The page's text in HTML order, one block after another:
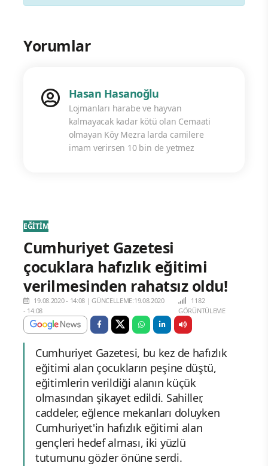
Yorumlar
Hasan Hasanoğlu
Lojmanları harabe ve hayvan
kalmayacak kadar kötü olan Cemaati
olmayan Köy Mezra larda camilere
imam verirsen 10 bin de yetmez
EĞİTİM
Cumhuriyet Gazetesi
çocuklara hafızlık eğitimi
verilmesinden rahatsız oldu!
19.08.2020 - 14:08 |GÜNCELLEME:19.08.2020
- 14:08
1182
GÖRÜNTÜLEME
Cumhuriyet Gazetesi, bu kez de hafızlık
eğitimi alan çocukların peşine düştü,
eğitimlerin verildiği alanın küçük
olmasından şikayet edildi. Sahiller,
caddeler, eğlence mekanları doluyken
Cumhuriyet'in hafızlık eğitimi alan
gençleri hedef alması, iki yüzlü
tutumunu gözler önüne serdi.